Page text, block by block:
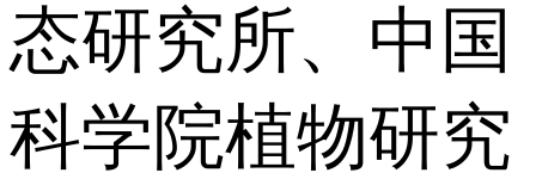
态研究所、中国
科学院植物研究